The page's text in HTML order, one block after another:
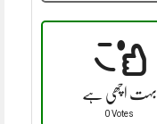
بہت اچھی ہے
0 Votes